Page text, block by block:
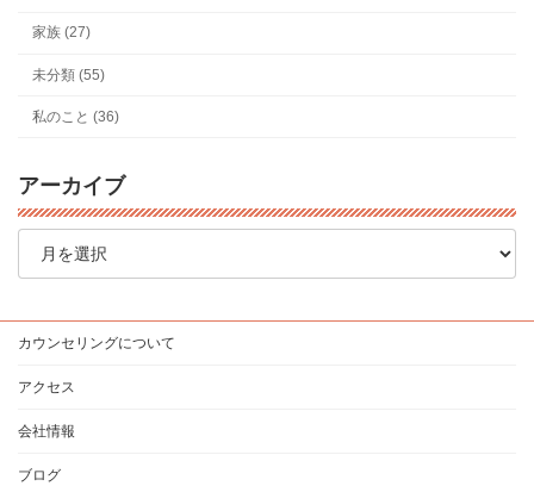
家族 (27)
未分類 (55)
私のこと (36)
アーカイブ
ア
カウンセリングについて
アクセス
会社情報
ブログ